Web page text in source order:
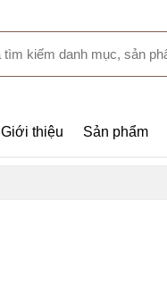
Giới thiệu Sản phẩm